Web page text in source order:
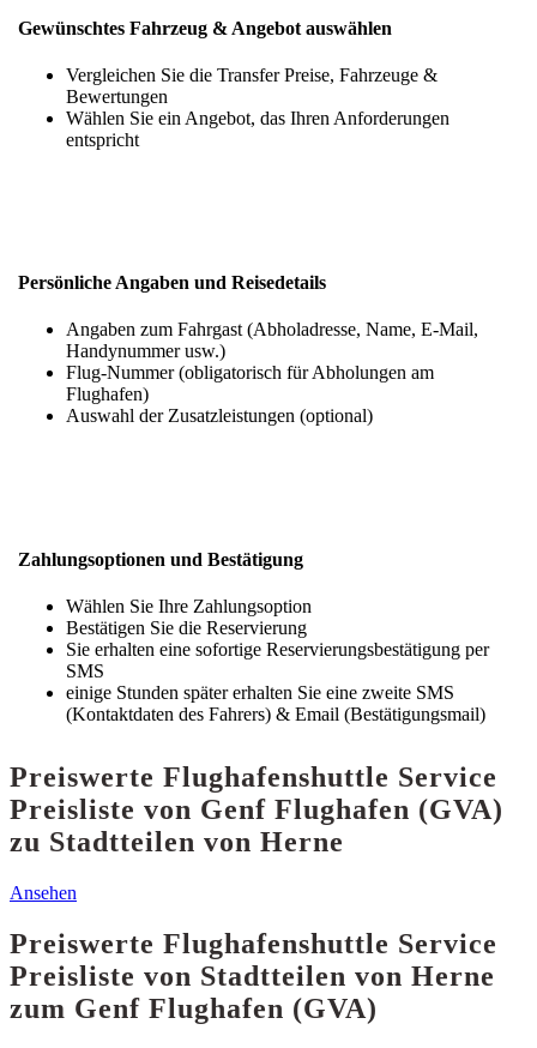
Gewünschtes Fahrzeug & Angebot auswählen
Vergleichen Sie die Transfer Preise, Fahrzeuge &
Bewertungen
Wählen Sie ein Angebot, das Ihren Anforderungen
entspricht
Persönliche Angaben und Reisedetails
Angaben zum Fahrgast (Abholadresse, Name, E-Mail,
Handynummer usw.)
Flug-Nummer (obligatorisch für Abholungen am
Flughafen)
Auswahl der Zusatzleistungen (optional)
Zahlungsoptionen und Bestätigung
Wählen Sie Ihre Zahlungsoption
Bestätigen Sie die Reservierung
Sie erhalten eine sofortige Reservierungsbestätigung per
SMS
einige Stunden später erhalten Sie eine zweite SMS
(Kontaktdaten des Fahrers) & Email (Bestätigungsmail)
Preiswerte Flughafenshuttle Service
Preisliste von Genf Flughafen (GVA)
zu Stadtteilen von Herne
Ansehen
Preiswerte Flughafenshuttle Service
Preisliste von Stadtteilen von Herne
zum Genf Flughafen (GVA)